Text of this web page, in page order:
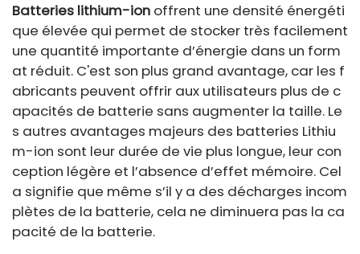
Batteries lithium-ion offrent une densité énergéti
que élevée qui permet de stocker très facilement
une quantité importante d’énergie dans un form
at réduit. C'est son plus grand avantage, car les f
abricants peuvent offrir aux utilisateurs plus de c
apacités de batterie sans augmenter la taille. Le
s autres avantages majeurs des batteries Lithiu
m-ion sont leur durée de vie plus longue, leur con
ception légère et l’absence d’effet mémoire. Cel
a signifie que même s’il y a des décharges incom
plètes de la batterie, cela ne diminuera pas la ca
pacité de la batterie.